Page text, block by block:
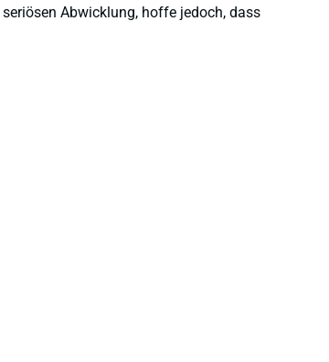
Abwicklung, hoffe jedoch, dass